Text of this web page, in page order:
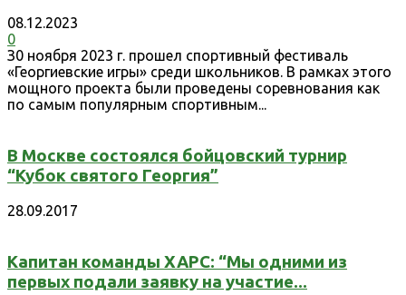
08.12.2023
0
З0 ноября 2023 г. прошел спортивный фестиваль
«Георгиевские игры» среди школьников. В рамках этого
мощного проекта были проведены соревнования как
по самым популярным спортивным...
В Москве состоялся бойцовский турнир
“Кубок святого Георгия”
28.09.2017
Капитан команды ХАРС: “Мы одними из
первых подали заявку на участие...